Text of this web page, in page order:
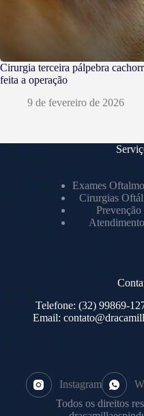
Cirurgia terceira pálpebra
feita a operação
9 de fevereiro de 2026
Exames
Cirurgias
Telefone: (32) 99869-
Email:
Instagram
Todos os direitos